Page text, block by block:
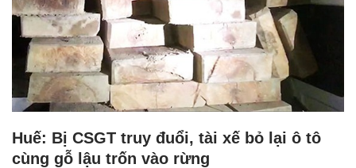
Huế: Bị CSGT truy đuổi, tài xế bỏ lại ô tô
cùng gỗ lậu trốn vào rừng